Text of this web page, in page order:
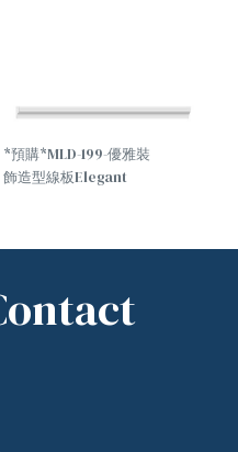
*預購*MLD-199-優雅裝
飾造型線板Elegant